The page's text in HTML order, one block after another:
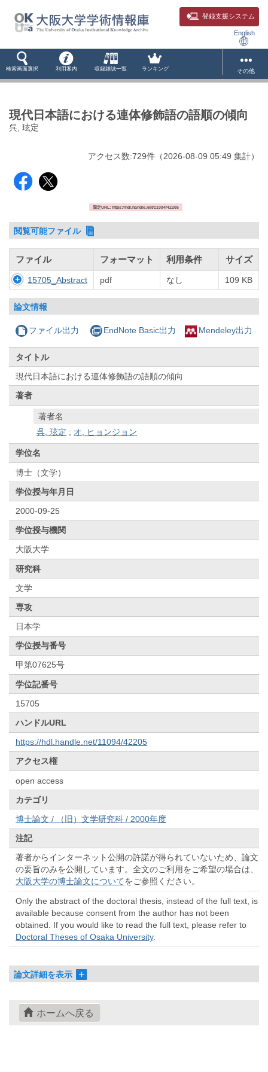
登録支援システム
English
検索画面選択 利用案内 収録雑誌一覧 ランキング その他
現代日本語における連体修飾語の語順の傾向
呉, 玹定
アクセス数:729件 （2026-08-09 05:49 集計）
固定URL: https://hdl.handle.net/11094/42205
閲覧可能ファイル
ファイル フォーマット 利用条件 サイズ
15705_Abstract pdf なし 109 KB
論文情報
ファイル出力 EndNote Basic出力 Mendeley出力
タイトル
現代日本語における連体修飾語の語順の傾向
著者
著者名
呉, 玹定 ; オ, ヒョンジョン
学位名
博士（文学）
学位授与年月日
2000-09-25
学位授与機関
大阪大学
研究科
文学
専攻
日本学
学位授与番号
甲第07625号
学位記番号
15705
ハンドルURL
https://hdl.handle.net/11094/42205
アクセス権
open access
カテゴリ
博士論文 / （旧）文学研究科 / 2000年度
注記
著者からインターネット公開の許諾が得られていないため、論文
の要旨のみを公開しています。全文のご利用をご希望の場合は、
大阪大学の博士論文についてをご参照ください。
Only the abstract of the doctoral thesis, instead of the full text, is
available because consent from the author has not been
obtained. If you would like to read the full text, please refer to
Doctoral Theses of Osaka University.
論文詳細を表示
ホームへ戻る